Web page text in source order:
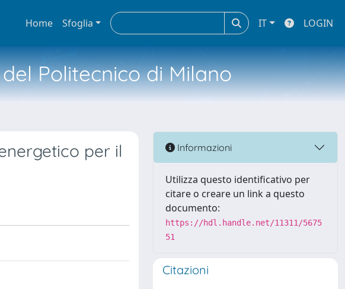
Home Sfoglia IT LOGIN
Politecnico di Milano
per il
Informazioni
Utilizza questo identificativo per
citare o creare un link a questo
documento:
https://hdl.handle.net/11311/5675
51
Citazioni